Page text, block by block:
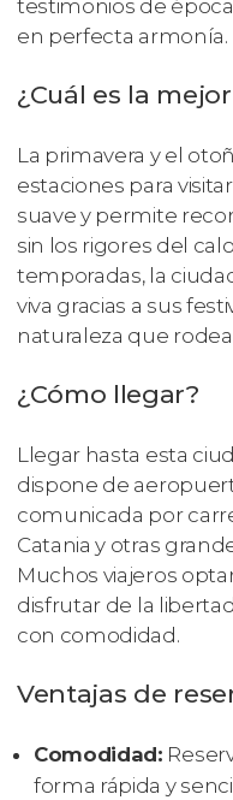
testimonios de
en perfecta armonía.
¿Cuál es la
La primavera y el
estaciones para
suave y permite
sin los rigores del
temporadas, la
viva gracias a sus
naturaleza que
¿Cómo llegar?
Llegar hasta esta
dispone de
comunicada por
Catania y otras
Muchos viajeros
disfrutar de la
con comodidad.
Ventajas de
Comodidad:
forma rápida y